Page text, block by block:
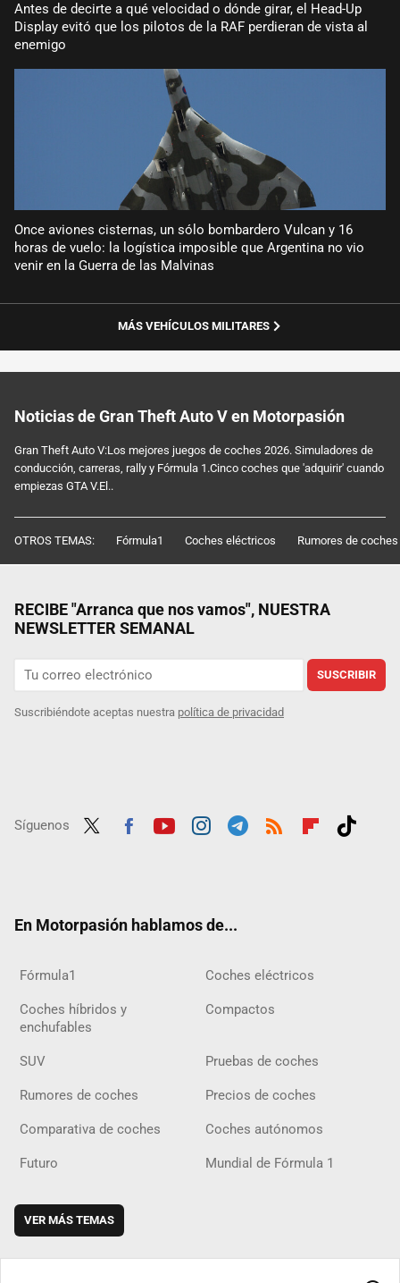
Antes de decirte a qué velocidad o dónde girar, el Head-Up
Display evitó que los pilotos de la RAF perdieran de vista al
enemigo
Once aviones cisternas, un sólo bombardero Vulcan y 16
horas de vuelo: la logística imposible que Argentina no vio
venir en la Guerra de las Malvinas
MÁS VEHÍCULOS MILITARES
Noticias de Gran Theft Auto V en Motorpasión
Gran Theft Auto V:Los mejores juegos de coches 2026. Simuladores de
conducción, carreras, rally y Fórmula 1.Cinco coches que 'adquirir' cuando
empiezas GTA V.El..
OTROS TEMAS: Fórmula1 Coches eléctricos Rumores de coches
RECIBE "Arranca que nos vamos", NUESTRA
NEWSLETTER SEMANAL
SUSCRIBIR
Suscribiéndote aceptas nuestra política de privacidad
Síguenos
En Motorpasión hablamos de...
Fórmula1 Coches eléctricos
Coches híbridos y
enchufables
Compactos
SUV Pruebas de coches
Rumores de coches Precios de coches
Comparativa de coches Coches autónomos
Futuro Mundial de Fórmula 1
VER MÁS TEMAS